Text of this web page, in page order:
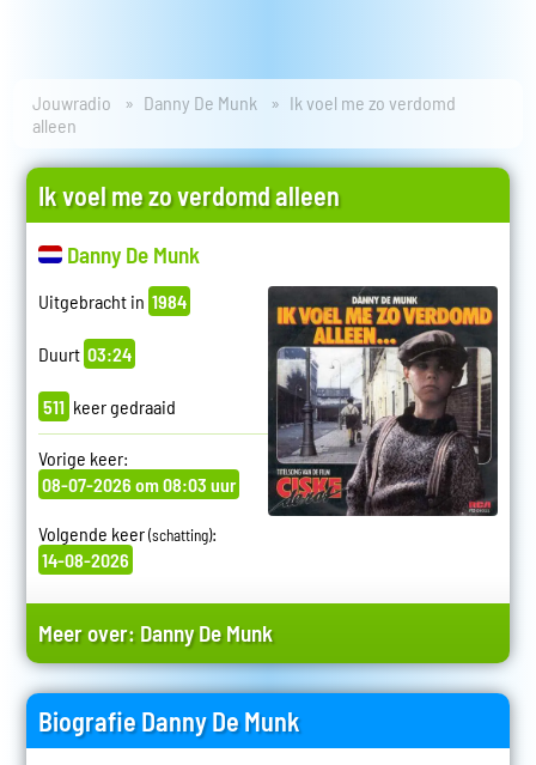
Jouwradio Danny De Munk
Ik voel me zo verdomd
alleen
Ik voel me zo verdomd alleen
Danny De Munk
Uitgebracht in 1984
Duurt 03:24
511 keer gedraaid
Vorige keer:
08-07-2026 om 08:03 uur
Volgende keer(schatting):
14-08-2026
Meer over: Danny De Munk
Biografie Danny De Munk